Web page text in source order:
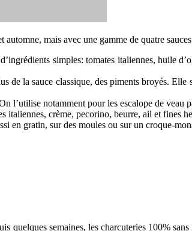
mais avec une gamme de quatre
simples: tomates italiennes, huile
de la sauce classique, des piments broyés.
l’utilise notamment pour les escalope de veau
italiennes, crème, pecorino, beurre, ail et fines
en gratin, sur des moules ou sur un croque-
quelques semaines, les charcuteries 100%